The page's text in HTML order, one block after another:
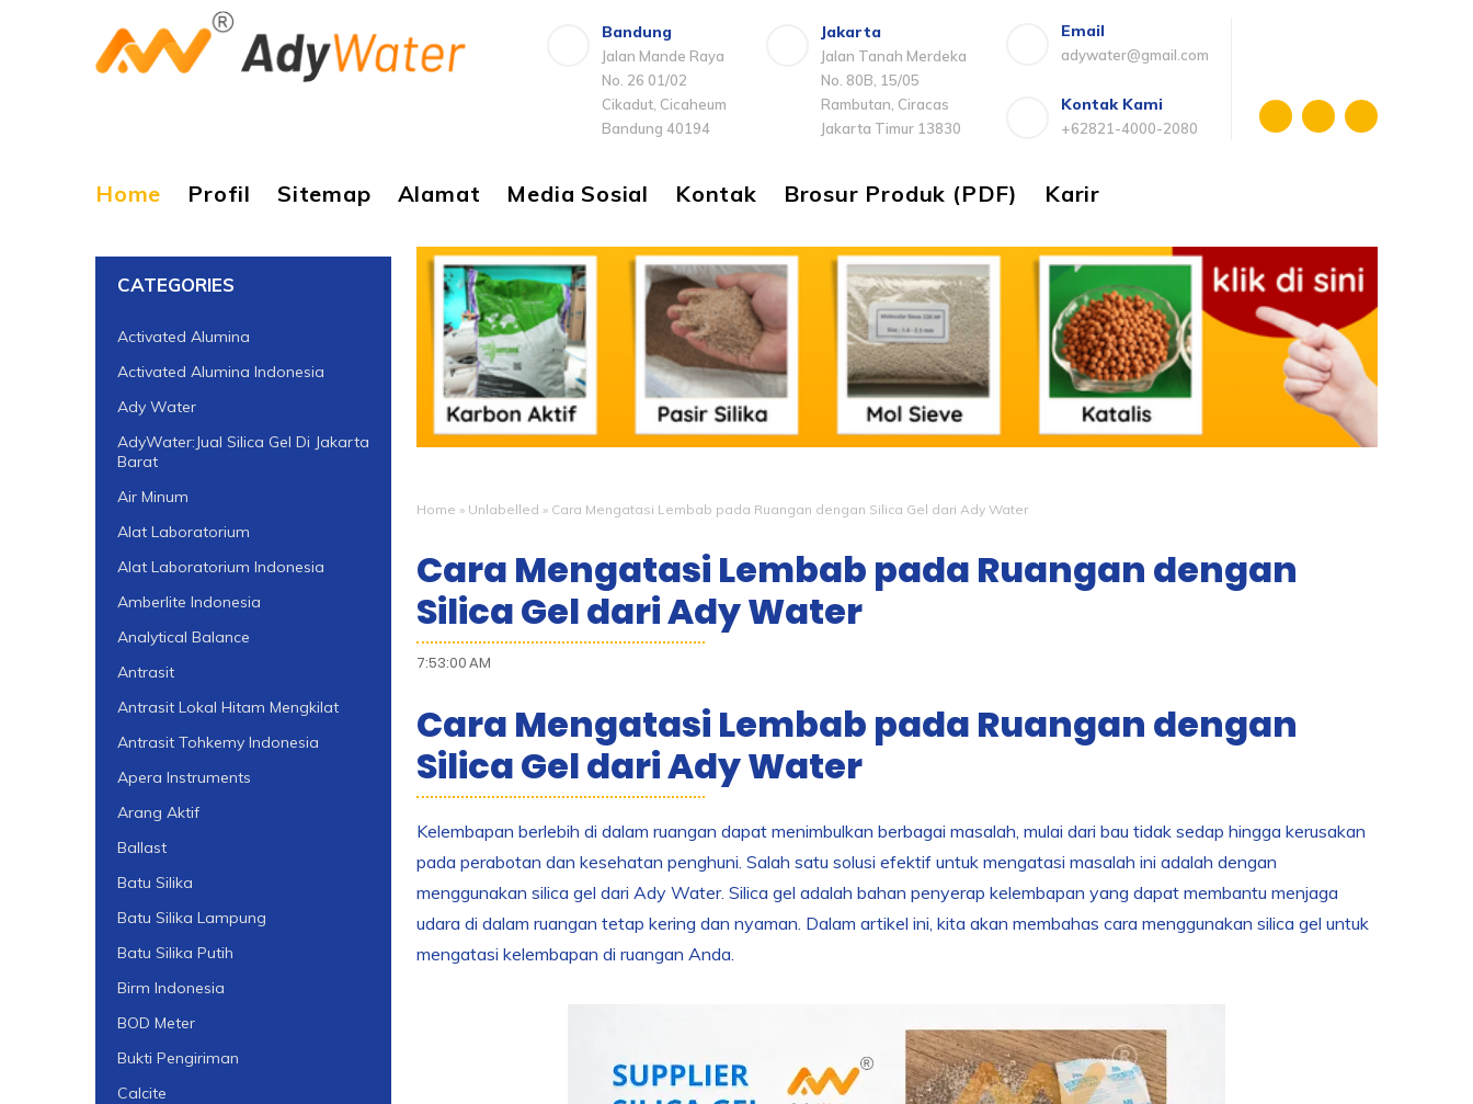
Bandung
Jalan Mande Raya
No. 26 01/02
Cikadut, Cicaheum
Bandung 40194
Jakarta
Jalan Tanah Merdeka
No. 80B, 15/05
Rambutan, Ciracas
Jakarta Timur 13830
Email
adywater@gmail.com
Kontak Kami
+62821-4000-2080
Home Profil Sitemap Alamat Media Sosial Kontak Brosur Produk (PDF) Karir
Home » Unlabelled » Cara Mengatasi Lembab pada Ruangan dengan Silica Gel dari Ady Water
Cara Mengatasi Lembab pada Ruangan dengan
Silica Gel dari Ady Water
7:53:00 AM
Cara Mengatasi Lembab pada Ruangan dengan
Silica Gel dari Ady Water
Kelembapan berlebih di dalam ruangan dapat menimbulkan berbagai masalah, mulai dari bau tidak sedap hingga kerusakan
pada perabotan dan kesehatan penghuni. Salah satu solusi efektif untuk mengatasi masalah ini adalah dengan
menggunakan silica gel dari Ady Water. Silica gel adalah bahan penyerap kelembapan yang dapat membantu menjaga
udara di dalam ruangan tetap kering dan nyaman. Dalam artikel ini, kita akan membahas cara menggunakan silica gel untuk
mengatasi kelembapan di ruangan Anda.
CATEGORIES
Activated Alumina
Activated Alumina Indonesia
Ady Water
AdyWater:Jual Silica Gel Di Jakarta
Barat
Air Minum
Alat Laboratorium
Alat Laboratorium Indonesia
Amberlite Indonesia
Analytical Balance
Antrasit
Antrasit Lokal Hitam Mengkilat
Antrasit Tohkemy Indonesia
Apera Instruments
Arang Aktif
Ballast
Batu Silika
Batu Silika Lampung
Batu Silika Putih
Birm Indonesia
BOD Meter
Bukti Pengiriman
Calcite